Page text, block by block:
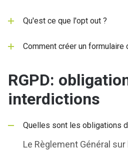
Qu'est ce que l'opt out ?
Comment créer un formulaire
RGPD:
interdictions
Quelles sont les obligations
Le Règlement Général